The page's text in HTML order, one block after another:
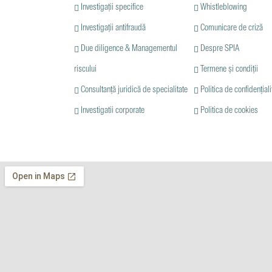
Investigații specifice Whistleblowing
Investigații antifraudă Comunicare de criză
Due diligence & Managementul
riscului
Despre SPIA
Termene și condiții
Consultanță juridică de specialitate Politica de
Investigatii corporate Politica de cookies